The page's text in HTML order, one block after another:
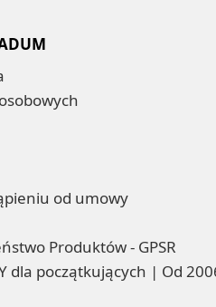
od umowy
Produktów - GPSR
dla początkujących | Od